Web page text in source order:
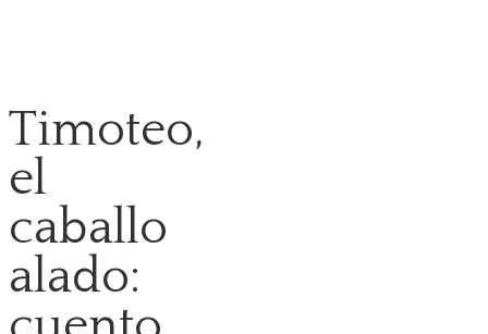
Timoteo,
el
caballo
alado: